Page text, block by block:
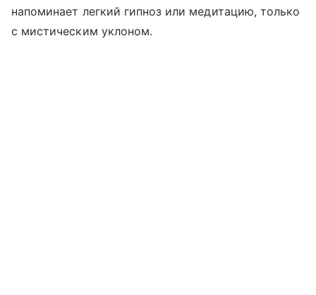
напоминает легкий гипноз или медитацию, только
с мистическим уклоном.